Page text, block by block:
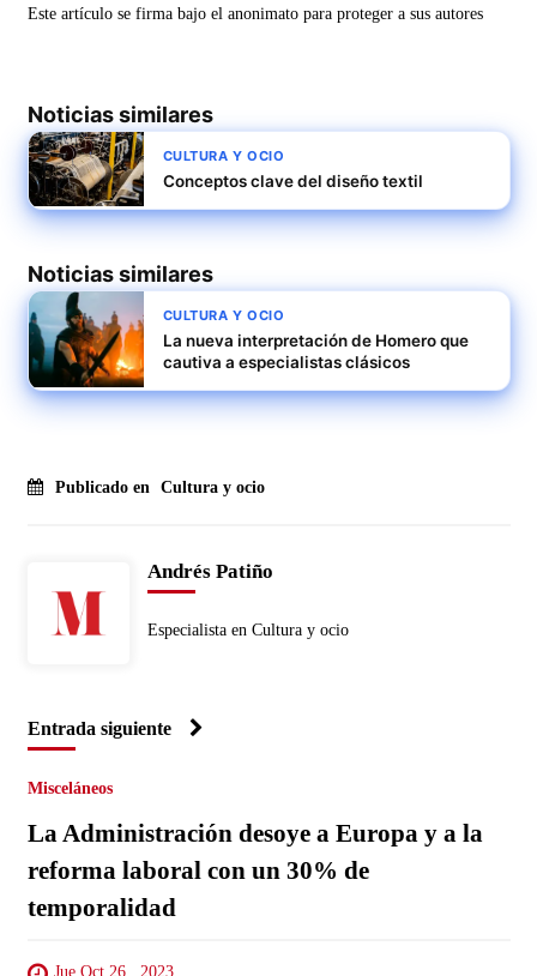
Este artículo se firma bajo el anonimato para proteger a sus autores
Noticias similares
CULTURA Y OCIO
Conceptos clave del diseño textil
Noticias similares
CULTURA Y OCIO
La nueva interpretación de Homero que
cautiva a especialistas clásicos
Publicado en Cultura y ocio
Andrés Patiño
Especialista en Cultura y ocio
Entrada siguiente
Misceláneos
La Administración desoye a Europa y a la
reforma laboral con un 30% de
temporalidad
Jue Oct 26 , 2023